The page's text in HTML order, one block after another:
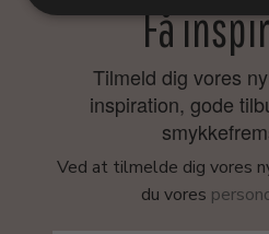
Få
Tilmeld dig vores
inspiration, gode
Ved at tilmelde dig vores
du vores